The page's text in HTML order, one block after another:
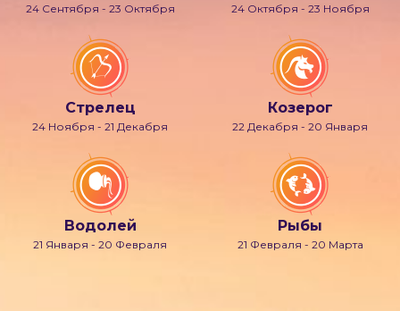
24 Сентября - 23 Октября 24 Октября - 23 Ноября
Стрелец
24 Ноября - 21 Декабря
Козерог
22 Декабря - 20 Января
Водолей
21 Января - 20 Февраля
Рыбы
21 Февраля - 20 Марта